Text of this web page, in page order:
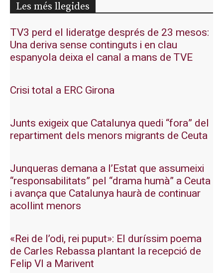
Les més llegides
TV3 perd el lideratge després de 23 mesos:
Una deriva sense continguts i en clau
espanyola deixa el canal a mans de TVE
Crisi total a ERC Girona
Junts exigeix que Catalunya quedi “fora” del
repartiment dels menors migrants de Ceuta
Junqueras demana a l’Estat que assumeixi
“responsabilitats” pel “drama humà” a Ceuta
i avança que Catalunya haurà de continuar
acollint menors
«Rei de l’odi, rei puput»: El duríssim poema
de Carles Rebassa plantant la recepció de
Felip VI a Marivent